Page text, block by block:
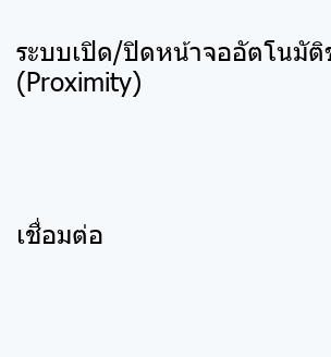
ระบบเปิด/ปิดหน้าจออัตโนมั
(Proximity)
เชื่อมต่อ